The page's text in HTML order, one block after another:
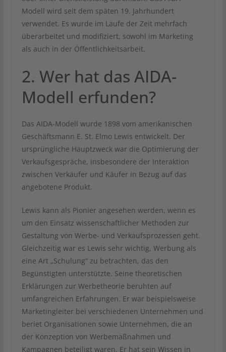
Modell wird seit dem späten 19. Jahrhundert
verwendet. Es wurde im Laufe der Zeit mehrfach
überarbeitet und modifiziert, sowohl im Marketing
als auch in der Öffentlichkeitsarbeit.
2. Wer hat das AIDA-
Modell erfunden?
Das AIDA-Modell wurde 1898 vom amerikanischen
Geschäftsmann E. St. Elmo Lewis entwickelt. Der
ursprüngliche Hauptzweck war die Optimierung der
Verkaufsgespräche, insbesondere der Interaktion
zwischen Verkäufer und Käufer in Bezug auf das
angebotene Produkt.
Lewis kann als Pionier angesehen werden, wenn es
um den Einsatz wissenschaftlicher Methoden zur
Gestaltung von Werbe- und Verkaufsprozessen geht.
Gleichzeitig war es Lewis sehr wichtig, Werbung als
eine Art „Schulung“ zu betrachten, das den
Begünstigten unterstützte. Seine theoretischen
Erklärungen zur Werbetheorie beruhten auf
umfangreichen Erfahrungen. Er war beispielsweise
Marketingleiter bei verschiedenen Unternehmen und
beriet Organisationen sowie Unternehmen, die an
der Konzeption von Werbemaßnahmen und
Kampagnen beteiligt waren. Er hat sein Wissen in